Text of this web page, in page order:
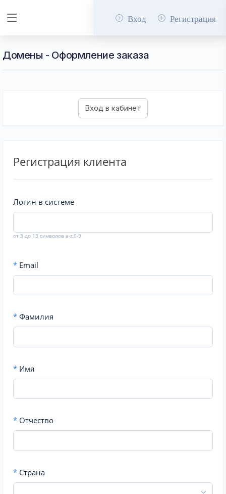
Вход Регистрация
Домены - Оформление заказа
Регистрация клиента
Логин в системе
от 3 до 13 символов a-z,0-9
* Email
* Фамилия
* Имя
* Отчество
* Страна